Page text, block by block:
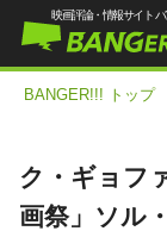
映画評論・情報サイト
BANGER!!! トップ
ク・ギョフ
画祭」ソル